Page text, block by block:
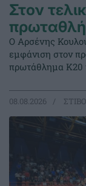
Στον
Ο Αρσένης
εμφάνιση στον
πρωτάθλημα Κ20
08.08.2026